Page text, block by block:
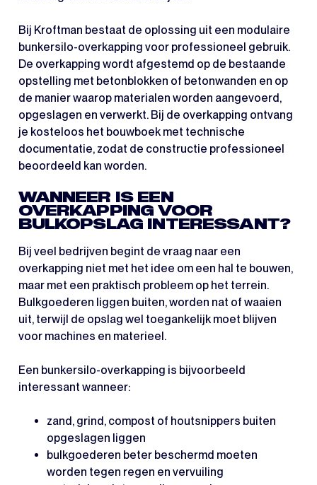
Bij Kroftman bestaat de oplossing uit een modulaire
bunkersilo-overkapping voor professioneel gebruik.
De overkapping wordt afgestemd op de bestaande
opstelling met betonblokken of betonwanden en op
de manier waarop materialen worden aangevoerd,
opgeslagen en verwerkt. Bij de overkapping ontvang
je kosteloos het bouwboek met technische
documentatie, zodat de constructie professioneel
beoordeeld kan worden.
WANNEER IS EEN
OVERKAPPING VOOR
BULKOPSLAG INTERESSANT?
Bij veel bedrijven begint de vraag naar een
overkapping niet met het idee om een hal te bouwen,
maar met een praktisch probleem op het terrein.
Bulkgoederen liggen buiten, worden nat of waaien
uit, terwijl de opslag wel toegankelijk moet blijven
voor machines en materieel.
Een bunkersilo-overkapping is bijvoorbeeld
interessant wanneer:
zand, grind, compost of houtsnippers buiten
opgeslagen liggen
bulkgoederen beter beschermd moeten
worden tegen regen en vervuiling